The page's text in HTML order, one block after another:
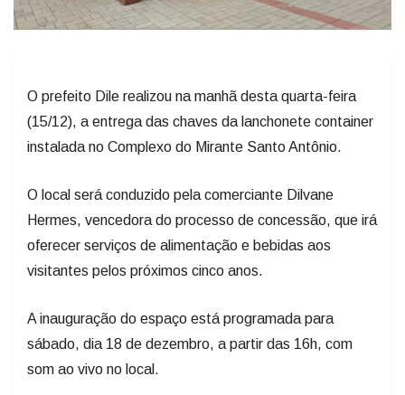
O prefeito Dile realizou na manhã desta quarta-feira
(15/12), a entrega das chaves da lanchonete container
instalada no Complexo do Mirante Santo Antônio.
O local será conduzido pela comerciante Dilvane
Hermes, vencedora do processo de concessão, que irá
oferecer serviços de alimentação e bebidas aos
visitantes pelos próximos cinco anos.
A inauguração do espaço está programada para
sábado, dia 18 de dezembro, a partir das 16h, com
som ao vivo no local.